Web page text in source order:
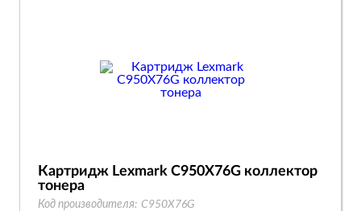
Картридж Lexmark C950X76G коллектор
тонера
Код производителя: C950X76G